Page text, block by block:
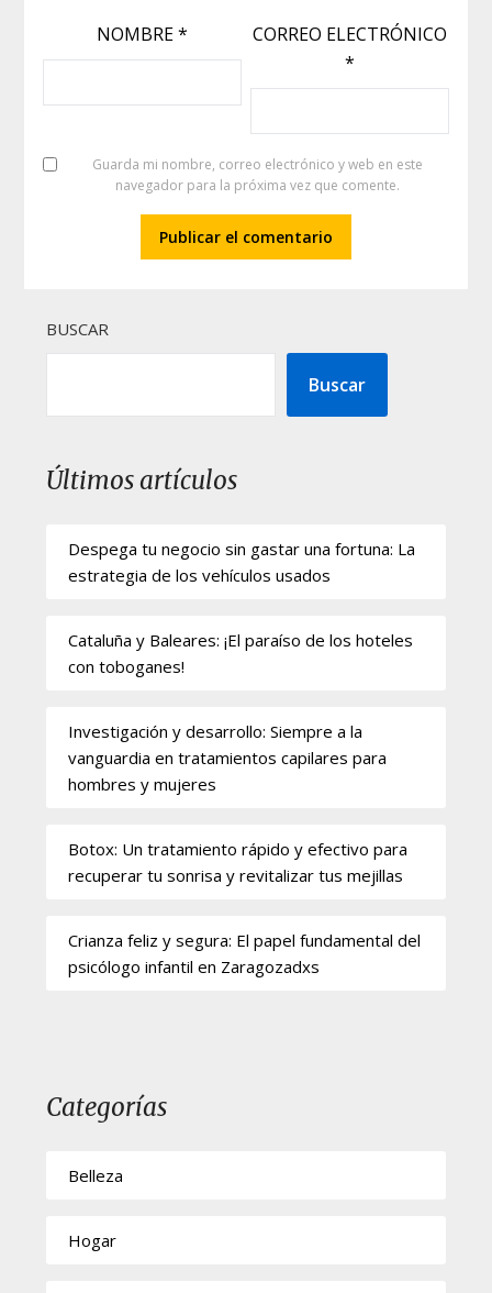
NOMBRE*
CORREO ELECTRÓNICO
*
Guarda mi nombre, correo electrónico y web en este
navegador para la próxima vez que comente.
BUSCAR
Buscar
Últimos artículos
Despega tu negocio sin gastar una fortuna: La
estrategia de los vehículos usados
Cataluña y Baleares: ¡El paraíso de los hoteles
con toboganes!
Investigación y desarrollo: Siempre a la
vanguardia en tratamientos capilares para
hombres y mujeres
Botox: Un tratamiento rápido y efectivo para
recuperar tu sonrisa y revitalizar tus mejillas
Crianza feliz y segura: El papel fundamental del
psicólogo infantil en Zaragozadxs
Categorías
Belleza
Hogar